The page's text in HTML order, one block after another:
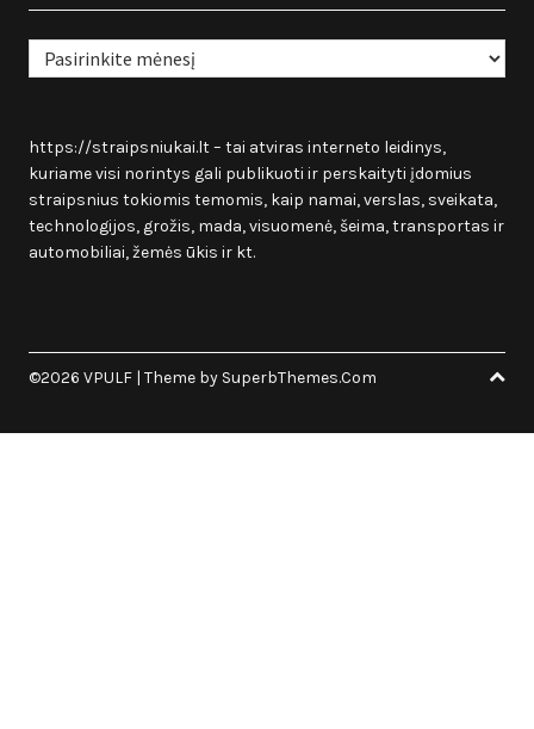
Seni
straipsniai
https://straipsniukai.lt– tai atviras interneto leidinys,
kuriame visi norintys gali publikuoti ir perskaityti įdomius
straipsnius tokiomis temomis, kaip namai, verslas, sveikata,
technologijos, grožis, mada, visuomenė, šeima, transportas ir
automobiliai, žemės ūkis ir kt.
©2026 VPULF | Theme by SuperbThemes.Com